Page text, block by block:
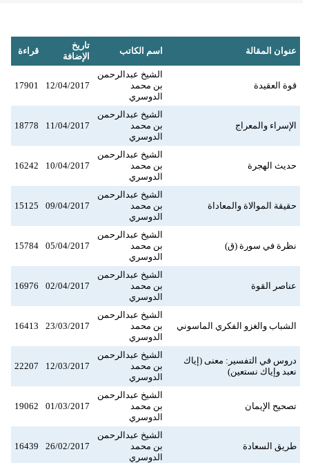
عنوان المقالة اسم الكاتب
تاريخ
الإضافة
قراءة
قوة العقيدة
الشيخ عبدالرحمن
بن محمد
الدوسري
12/04/2017
17901
الإسراء والمعراج
الشيخ عبدالرحمن
بن محمد
الدوسري
11/04/2017
18778
حديث الهجرة
الشيخ عبدالرحمن
بن محمد
الدوسري
10/04/2017
16242
حقيقة الموالاة والمعاداة
الشيخ عبدالرحمن
بن محمد
الدوسري
09/04/2017
15125
نظرة في سورة (ق)
الشيخ عبدالرحمن
بن محمد
الدوسري
05/04/2017
15784
عناصر القوة
الشيخ عبدالرحمن
بن محمد
الدوسري
02/04/2017
16976
الشباب والغزو الفكري الماسوني
الشيخ عبدالرحمن
بن محمد
الدوسري
23/03/2017
16413
دروس في التفسير: معنى (إياك
نعبد وإياك نستعين)
الشيخ عبدالرحمن
بن محمد
الدوسري
12/03/2017
22207
تصحيح الإيمان
الشيخ عبدالرحمن
بن محمد
الدوسري
01/03/2017
19062
طريق السعادة
الشيخ عبدالرحمن
بن محمد
الدوسري
26/02/2017
16439